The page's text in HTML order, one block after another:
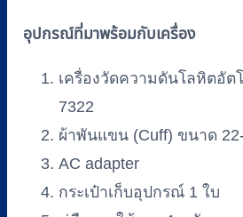
อุปกรณ์ที่มาพร้อมกับเครื่อง
เครื่องวัดความดันโลหิตอัต
7322
ผ้าพันแขน (Cuff) ขนาด
AC adapter
กระเป๋าเก็บอุปกรณ์ 1 ใบ